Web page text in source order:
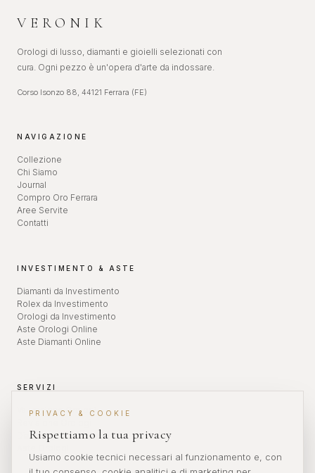
PRIVACY & COOKIE
Rispettiamo la tua privacy
Usiamo cookie tecnici necessari al funzionamento e, con
VERONIK
Orologi di lusso, diamanti e gioielli selezionati con
cura. Ogni pezzo è un'opera d'arte da indossare.
Corso Isonzo 88, 44121 Ferrara (FE)
NAVIGAZIONE
Collezione
Chi Siamo
Journal
Compro Oro Ferrara
Aree Servite
Contatti
INVESTIMENTO & ASTE
Diamanti da Investimento
Rolex da Investimento
Orologi da Investimento
Aste Orologi Online
Aste Diamanti Online
SERVIZI
Valutazione Orologi
Diamanti da Investimento